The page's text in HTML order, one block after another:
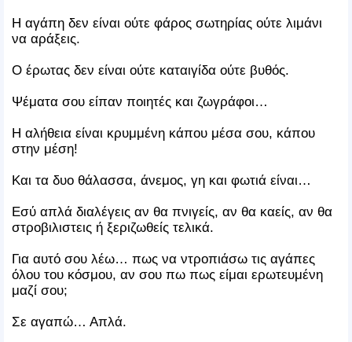
Η αγάπη δεν είναι ούτε φάρος σωτηρίας ούτε λιμάνι
να αράξεις.
Ο έρωτας δεν είναι ούτε καταιγίδα ούτε βυθός.
Ψέματα σου είπαν ποιητές και ζωγράφοι…
Η αλήθεια είναι κρυμμένη κάπου μέσα σου, κάπου
στην μέση!
Και τα δυο θάλασσα, άνεμος, γη και φωτιά είναι…
Εσύ απλά διαλέγεις αν θα πνιγείς, αν θα καείς, αν θα
στροβιλιστεις ή ξεριζωθείς τελικά.
Για αυτό σου λέω… πως να ντροπιάσω τις αγάπες
όλου του κόσμου, αν σου πω πως είμαι ερωτευμένη
μαζί σου;
Σε αγαπώ… Απλά.